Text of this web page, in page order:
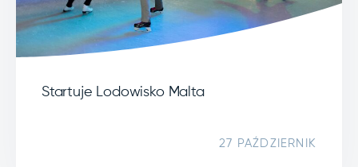
Startuje Lodowisko Malta
27 PAŹDZIERNIK